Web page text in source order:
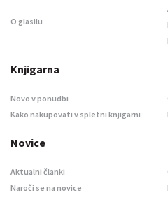
O glasilu
Knjigarna
Novo v ponudbi
Kako nakupovati v spletni knjigarni
Novice
Aktualni članki
Naroči se na novice